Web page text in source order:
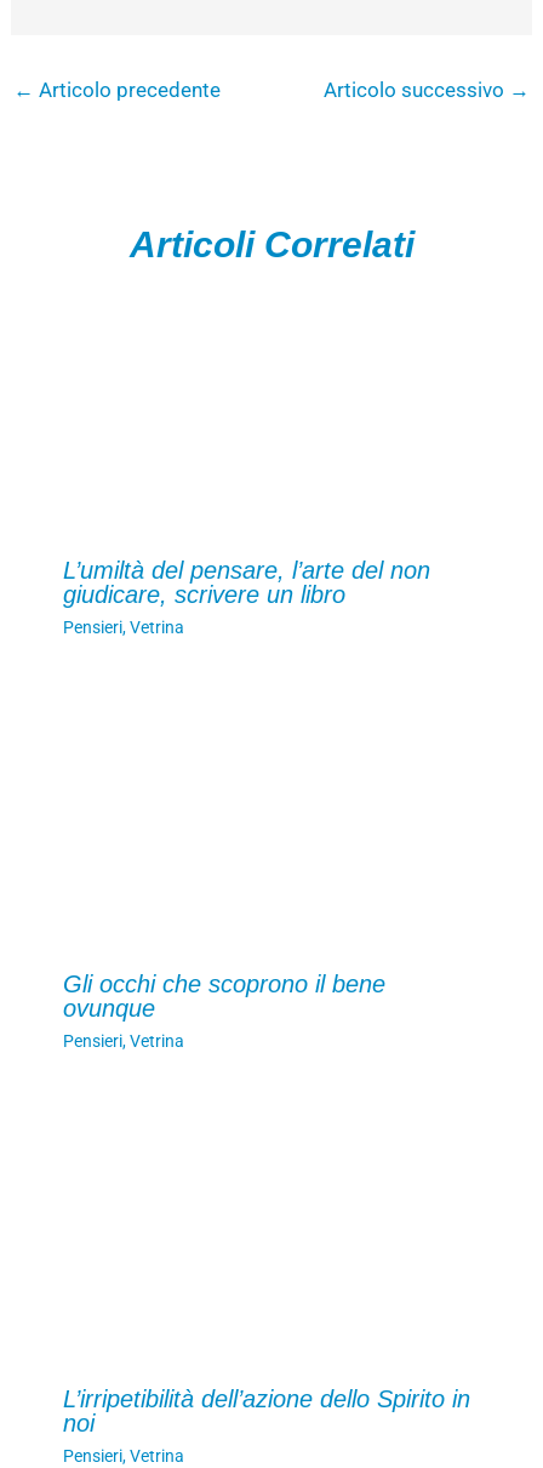
← Articolo precedente Articolo successivo →
Articoli Correlati
L’umiltà del pensare, l’arte del non
giudicare, scrivere un libro
Pensieri,Vetrina
Gli occhi che scoprono il bene
ovunque
Pensieri,Vetrina
L’irripetibilità dell’azione dello Spirito in
noi
Pensieri,Vetrina